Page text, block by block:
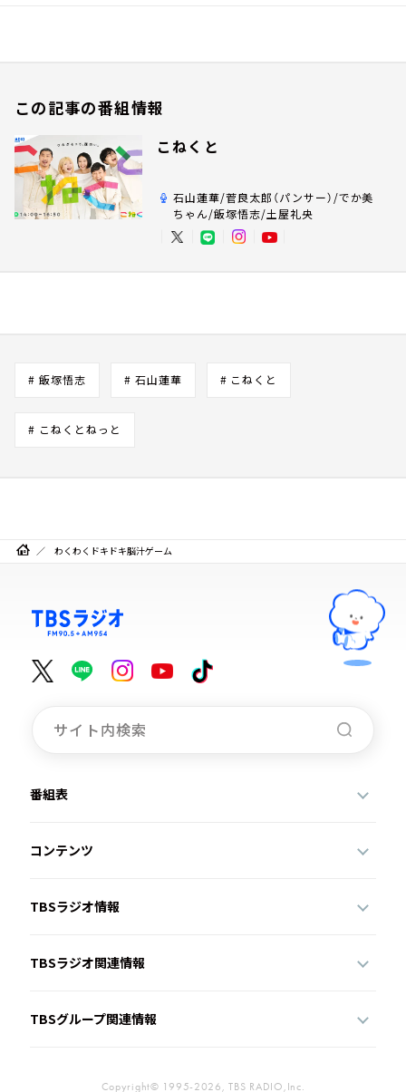
この記事の番組情報
こねくと
石山蓮華/菅良太郎（パンサー）/でか美
ちゃん/飯塚悟志/土屋礼央
# 飯塚悟志 # 石山蓮華 # こねくと
# こねくとねっと
わくわくドキドキ脳汁ゲーム
番組表
コンテンツ
TBSラジオ情報
TBSラジオ関連情報
TBSグループ関連情報
Copyright© 1995-2026, TBS RADIO,Inc.